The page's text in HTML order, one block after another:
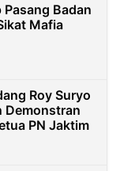
Pasang Badan
Mafia
Roy Suryo
Demonstran
PN Jaktim